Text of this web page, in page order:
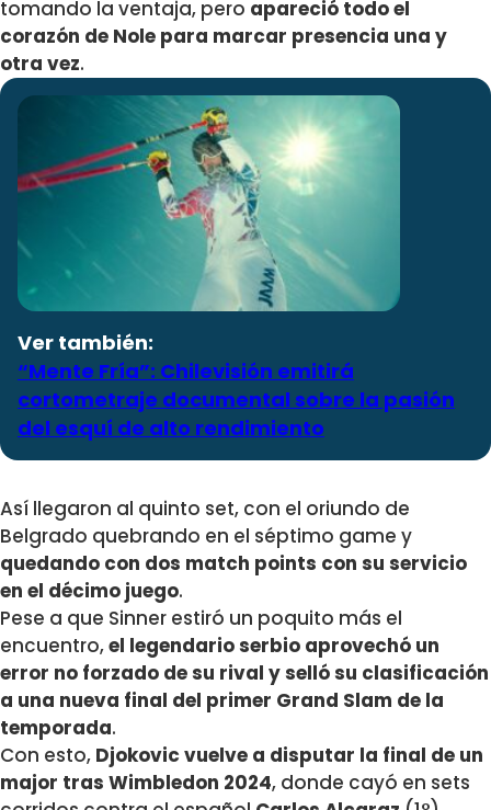
tomando la ventaja, pero apareció todo el
corazón de Nole para marcar presencia una y
otra vez.
Ver también:
“Mente Fría”: Chilevisión emitirá
cortometraje documental sobre la pasión
del esquí de alto rendimiento
Así llegaron al quinto set, con el oriundo de
Belgrado quebrando en el séptimo game y
quedando con dos match points con su servicio
en el décimo juego.
Pese a que Sinner estiró un poquito más el
encuentro,el legendario serbio aprovechó un
error no forzado de su rival y selló su clasificación
a una nueva final del primer Grand Slam de la
temporada.
Con esto, Djokovic vuelve a disputar la final de un
major tras Wimbledon 2024, donde cayó en sets